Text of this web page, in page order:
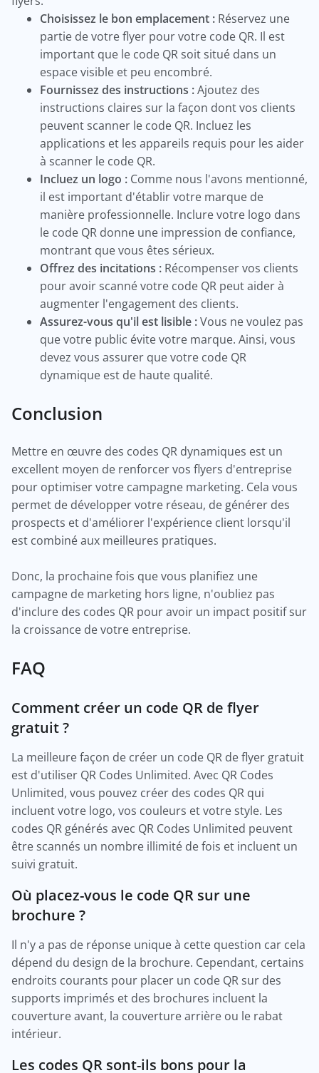
Choisissez le bon emplacement : Réservez une
partie de votre flyer pour votre code QR. Il est
important que le code QR soit situé dans un
espace visible et peu encombré.
Fournissez des instructions :Ajoutez des
instructions claires sur la façon dont vos clients
peuvent scanner le code QR. Incluez les
applications et les appareils requis pour les aider
à scanner le code QR.
Incluez un logo : Comme nous l'avons mentionné,
il est important d'établir votre marque de
manière professionnelle. Inclure votre logo dans
le code QR donne une impression de confiance,
montrant que vous êtes sérieux.
Offrez des incitations : Récompenser vos clients
pour avoir scanné votre code QR peut aider à
augmenter l'engagement des clients.
Assurez-vous qu'il est lisible :Vous ne voulez pas
que votre public évite votre marque. Ainsi, vous
devez vous assurer que votre code QR
dynamique est de haute qualité.
Conclusion
Mettre en œuvre des codes QR dynamiques est un
excellent moyen de renforcer vos flyers d'entreprise
pour optimiser votre campagne marketing. Cela vous
permet de développer votre réseau, de générer des
prospects et d'améliorer l'expérience client lorsqu'il
est combiné aux meilleures pratiques.
Donc, la prochaine fois que vous planifiez une
campagne de marketing hors ligne, n'oubliez pas
d'inclure des codes QR pour avoir un impact positif sur
la croissance de votre entreprise.
FAQ
Comment créer un code QR de flyer
gratuit ?
La meilleure façon de créer un code QR de flyer gratuit
est d'utiliser QR Codes Unlimited. Avec QR Codes
Unlimited, vous pouvez créer des codes QR qui
incluent votre logo, vos couleurs et votre style. Les
codes QR générés avec QR Codes Unlimited peuvent
être scannés un nombre illimité de fois et incluent un
suivi gratuit.
Où placez-vous le code QR sur une
brochure ?
Il n'y a pas de réponse unique à cette question car cela
dépend du design de la brochure. Cependant, certains
endroits courants pour placer un code QR sur des
supports imprimés et des brochures incluent la
couverture avant, la couverture arrière ou le rabat
intérieur.
Les codes QR sont-ils bons pour la